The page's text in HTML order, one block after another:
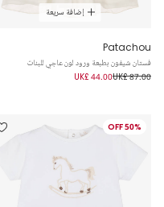
إضافة سريعة
Patachou
فستان شيفون بطبعة ورود لون عاجي للبنات
UK£ 87.00
UK£ 44.00
50% OFF